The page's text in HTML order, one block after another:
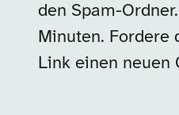
den Spam-
Minuten. Fordere
Link einen neuen